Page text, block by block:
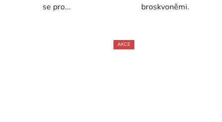
se pro...
broskvoněmi.
AKCE